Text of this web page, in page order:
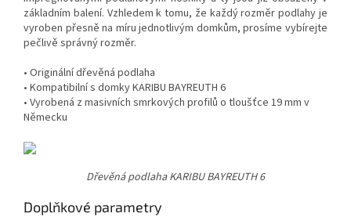
základním balení. Vzhledem k tomu, že každý rozměr podlahy je
vyroben přesně na míru jednotlivým domkům, prosíme vybírejte
pečlivě správný rozměr.
• Originální dřevěná podlaha
• Kompatibilní s domky KARIBU BAYREUTH 6
• Vyrobená z masivních smrkových profilů o tloušťce 19 mm v
Německu
Dřevěná podlaha KARIBU BAYREUTH 6
Doplňkové parametry